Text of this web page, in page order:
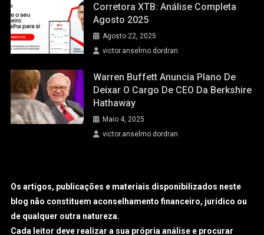
Corretora XTB: Análise Completa
Agosto 2025
Agosto 22, 2025
victor.anselmo.dordran
Warren Buffett Anuncia Plano De
Deixar O Cargo De CEO Da Berkshire
Hathaway
Maio 4, 2025
victor.anselmo.dordran
Os artigos, publicações e materiais disponibilizados neste
blog não constituem aconselhamento financeiro, jurídico ou
de qualquer outra natureza.
Cada leitor deve realizar a sua própria análise e procurar